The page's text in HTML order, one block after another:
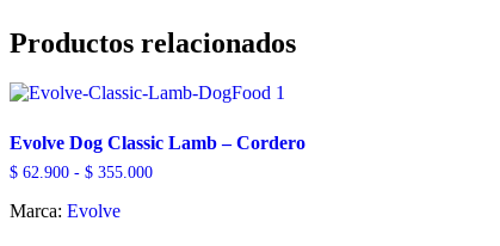
Productos relacionados
Evolve Dog Classic Lamb – Cordero
$ 62.900 - $ 355.000Rango
Marca: Evolve